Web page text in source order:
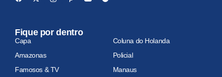
Fique por dentro
Capa
Coluna do Holanda
Amazonas
Policial
Famosos & TV
Manaus